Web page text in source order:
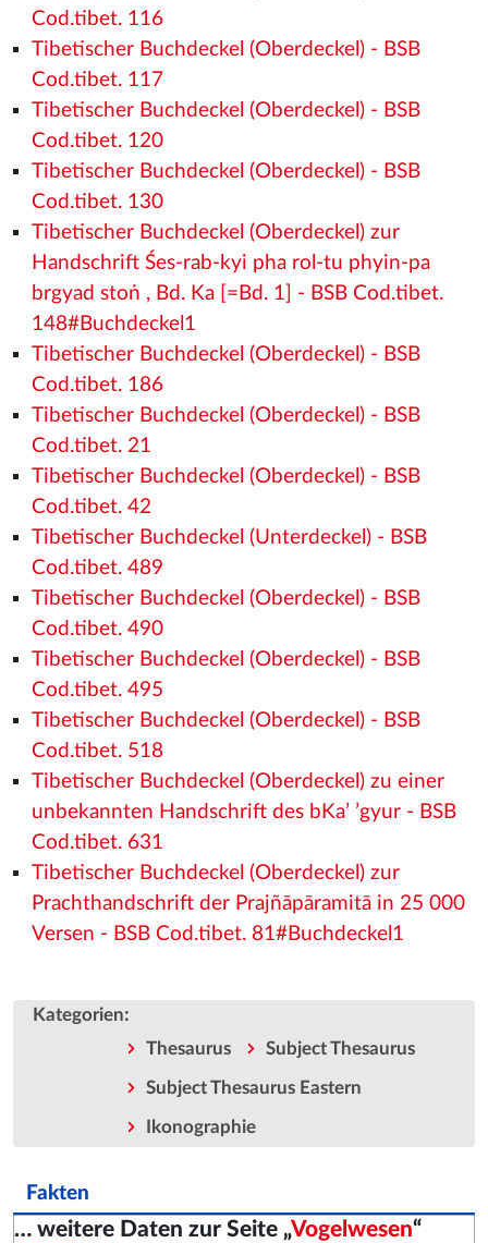
Cod.tibet. 116
Tibetischer Buchdeckel (Oberdeckel) - BSB
Cod.tibet. 117
Tibetischer Buchdeckel (Oberdeckel) - BSB
Cod.tibet. 120
Tibetischer Buchdeckel (Oberdeckel) - BSB
Cod.tibet. 130
Tibetischer Buchdeckel (Oberdeckel) zur
Handschrift Śes-rab-kyi pha rol-tu phyin-pa
brgyad stoṅ , Bd. Ka [=Bd. 1] - BSB Cod.tibet.
148#Buchdeckel1
Tibetischer Buchdeckel (Oberdeckel) - BSB
Cod.tibet. 186
Tibetischer Buchdeckel (Oberdeckel) - BSB
Cod.tibet. 21
Tibetischer Buchdeckel (Oberdeckel) - BSB
Cod.tibet. 42
Tibetischer Buchdeckel (Unterdeckel) - BSB
Cod.tibet. 489
Tibetischer Buchdeckel (Oberdeckel) - BSB
Cod.tibet. 490
Tibetischer Buchdeckel (Oberdeckel) - BSB
Cod.tibet. 495
Tibetischer Buchdeckel (Oberdeckel) - BSB
Cod.tibet. 518
Tibetischer Buchdeckel (Oberdeckel) zu einer
unbekannten Handschrift des bKa’ ’gyur - BSB
Cod.tibet. 631
Tibetischer Buchdeckel (Oberdeckel) zur
Prachthandschrift der Prajñāpāramitā in 25 000
Versen - BSB Cod.tibet. 81#Buchdeckel1
Kategorien:
Thesaurus Subject Thesaurus
Subject Thesaurus Eastern
Ikonographie
Fakten
… weitere Daten zur Seite „Vogelwesen“